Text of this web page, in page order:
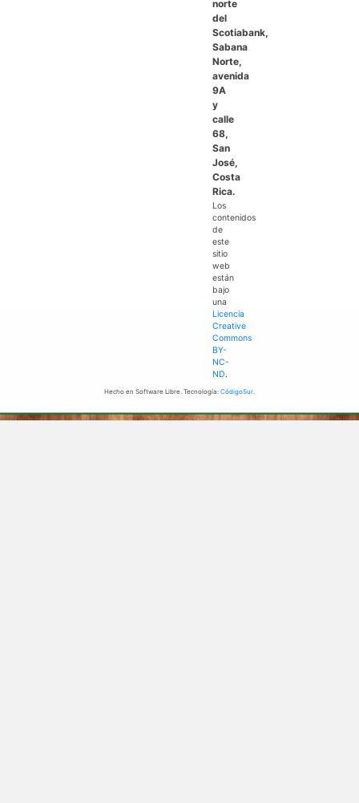
norte
del
Scotiabank,
Sabana
Norte,
avenida
9A
y
calle
68,
San
José,
Costa
Rica.
Los
contenidos
de
este
sitio
web
están
bajo
una
Licencia
Creative
Commons
BY-
NC-
ND.
Hecho en Software Libre. Tecnología: CódigoSur.